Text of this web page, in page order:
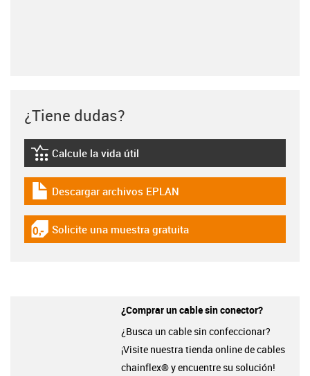
¿Tiene dudas?
igus-icon-lebensdauerrechner
Calcule la vida útil
igus-icon-download-plan
Descargar archivos EPLAN
igus-icon-gratismuster
Solicite una muestra gratuita
¿Comprar un cable sin conector?
¿Busca un cable sin confeccionar?
¡Visite nuestra tienda online de cables
chainflex® y encuentre su solución!